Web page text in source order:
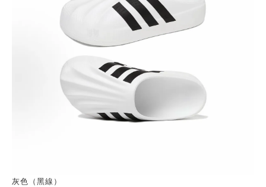
灰色（黑線）